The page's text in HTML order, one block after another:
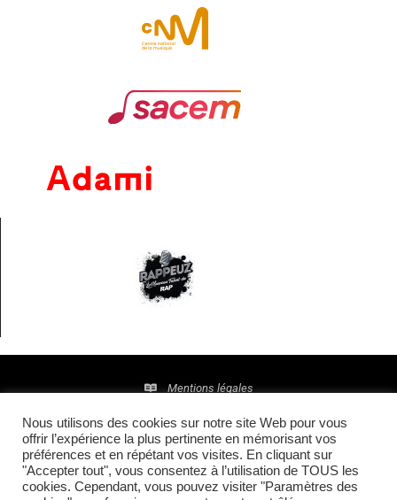
Mentions légales
Politique de confidentialité
© 2016 • Site maintenu et mis à jour parTI(E)GER
COMMUNICATION
Nous utilisons des cookies sur notre site Web pour vous
offrir l’expérience la plus pertinente en mémorisant vos
préférences et en répétant vos visites. En cliquant sur
"Accepter tout", vous consentez à l’utilisation de TOUS les
cookies. Cependant, vous pouvez visiter "Paramètres des